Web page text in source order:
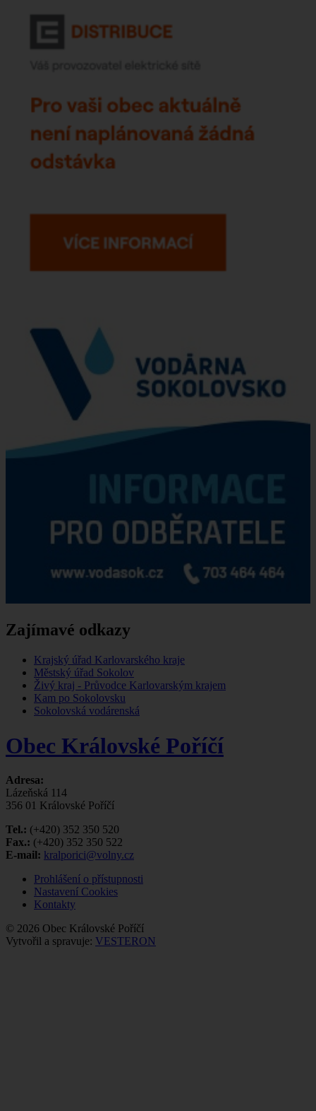
Zajímavé odkazy
Krajský úřad Karlovarského kraje
Městský úřad Sokolov
Živý kraj - Průvodce Karlovarským krajem
Kam po Sokolovsku
Sokolovská vodárenská
Obec Královské Poříčí
Adresa:
Lázeňská 114
356 01 Královské Poříčí
Tel.: (+420) 352 350 520
Fax.: (+420) 352 350 522
E-mail: kralporici@volny.cz
Prohlášení o přístupnosti
Nastavení Cookies
Kontakty
© 2026 Obec Královské Poříčí
Vytvořil a spravuje: VESTERON